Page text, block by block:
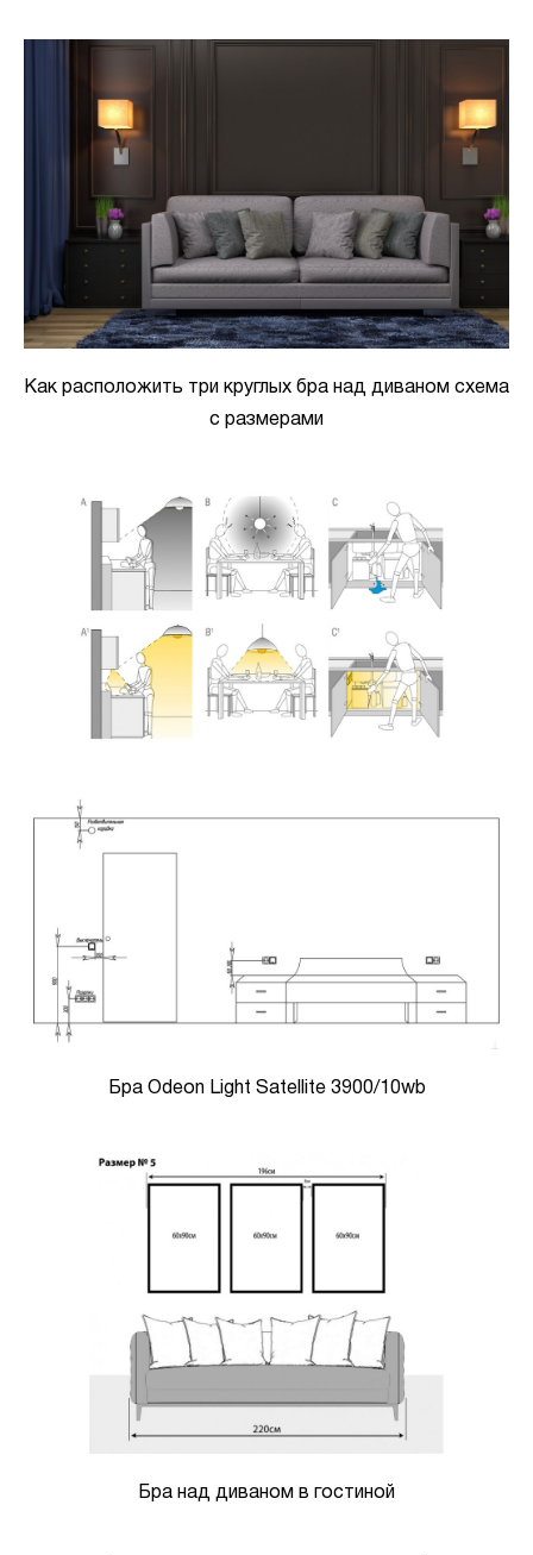
Как расположить три круглых бра над диваном схема
с размерами
Бра Odeon Light Satellite 3900/10wb
Бра над диваном в гостиной